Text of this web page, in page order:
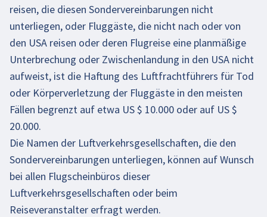
reisen, die diesen Sondervereinbarungen nicht
unterliegen, oder Fluggäste, die nicht nach oder von
den USA reisen oder deren Flugreise eine planmäßige
Unterbrechung oder Zwischenlandung in den USA nicht
aufweist, ist die Haftung des Luftfrachtführers für Tod
oder Körperverletzung der Fluggäste in den meisten
Fällen begrenzt auf etwa US $ 10.000 oder auf US $
20.000.
Die Namen der Luftverkehrsgesellschaften, die den
Sondervereinbarungen unterliegen, können auf Wunsch
bei allen Flugscheinbüros dieser
Luftverkehrsgesellschaften oder beim
Reiseveranstalter erfragt werden.